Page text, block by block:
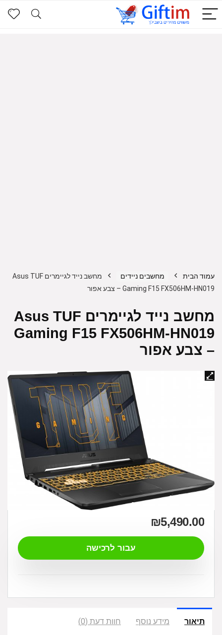
עמוד הבית מחשבים ניידים
מחשב נייד לגיימרים Asus TUF
Gaming F15 FX506HM-HN019 – צבע אפור
מחשב נייד לגיימרים Asus TUF
Gaming F15 FX506HM-HN019
– צבע אפור
₪5,490.00
עבור לרכישה
תיאור מידע נוסף חוות דעת (0)